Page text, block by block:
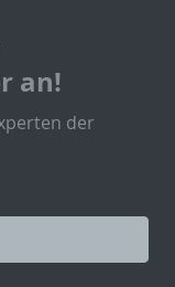
an!
der